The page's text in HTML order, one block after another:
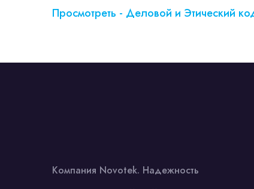
Просмотреть - Деловой и Этический
Компания Novotek. Надежность